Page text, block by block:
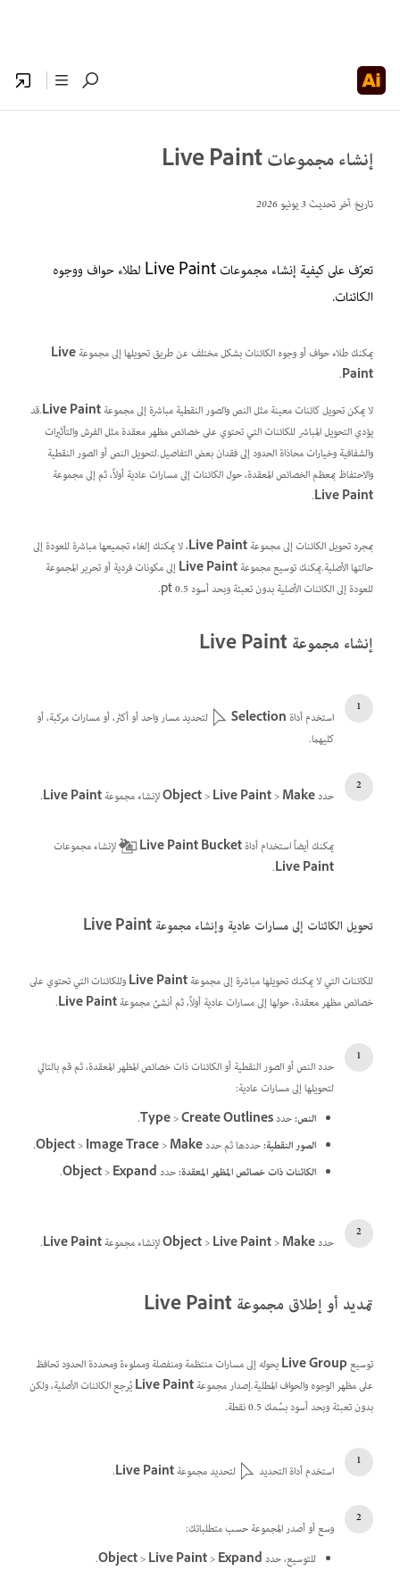
إنشاء مجموعات Live Paint
تاريخ آخر تحديث3 يونيو 2026
تعرّف على كيفية إنشاء مجموعات Live Paint لطلاء حواف ووجوه
الكائنات.
يمكنك طلاء حواف أو وجوه الكائنات بشكل مختلف عن طريق تحويلها إلى مجموعةLive
Paint
.
لا يمكن تحويل كائنات معينة مثل النص والصور النقطية مباشرة إلى مجموعةLive Paint.قد
يؤدي التحويل المباشر للكائنات التي تحتوي على خصائص مظهر معقدة مثل الفرش والتأثيرات
والشفافية وخيارات محاذاة الحدود إلى فقدان بعض التفاصيل.لتحويل النص أو الصور النقطية
والاحتفاظ بمعظم الخصائص المعقدة، حول الكائنات إلى مسارات عادية أولاً، ثم إلى مجموعة
Live Paint
.
بمجرد تحويل الكائنات إلى مجموعةLive Paint، لا يمكنك إلغاء تجميعها مباشرة للعودة إلى
حالتها الأصلية.يمكنك توسيع مجموعةLive Paintإلى مكونات فردية أو تحرير المجموعة
للعودة إلى الكائنات الأصلية بدون تعبئة وبحد أسود0.5 pt
.
إنشاء مجموعة Live Paint
استخدم أداة Selection
لتحديد مسار واحد أو أكثر، أو مسارات مركبة، أو
كليهما.
حدد Object>Live Paint>Make لإنشاء مجموعةLive Paint
.
يمكنك أيضاً استخدام أداةLive Paint Bucket
لإنشاء مجموعات
Live Paint
.
تحويل الكائنات إلى مسارات عادية وإنشاء مجموعة Live Paint
للكائنات التي لا يمكنك تحويلها مباشرة إلى مجموعةLive Paintوللكائنات التي تحتوي على
خصائص مظهر معقدة، حولها إلى مسارات عادية أولاً، ثم أنشئ مجموعةLive Paint
.
حدد النص أو الصور النقطية أو الكائنات ذات خصائص المظهر المعقدة، ثم قم بالتالي
لتحويلها إلى مسارات عادية:
النص:حدد Type>Create Outlines
.
الصور النقطية:حددها ثم حدد Object>Image Trace>Make
.
الكائنات ذات خصائص المظهر المعقدة:حدد Object>Expand
.
حدد Object>Live Paint>Make لإنشاء مجموعةLive Paint
.
تمديد أو إطلاق مجموعة Live Paint
توسيعLive Groupيحوله إلى مسارات منتظمة ومنفصلة ومملوءة ومحددة الحدود تحافظ
على مظهر الوجوه والحواف المطلية.إصدار مجموعةLive Paintيُرجع الكائنات الأصلية، ولكن
بدون تعبئة وبحد أسود بسُمك 0.5 نقطة.
استخدم أداة التحديد لتحديد مجموعةLive Paint
.
وسع أو أصدر المجموعة حسب متطلباتك:
للتوسيع، حدد
Object>Live Paint>Expand
.